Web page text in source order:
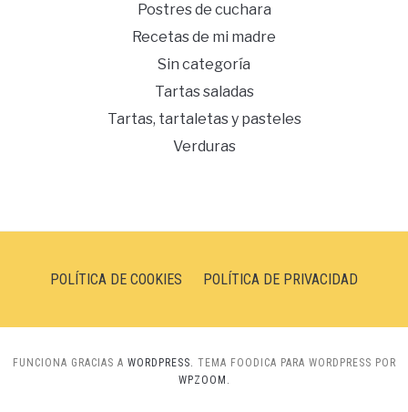
Postres de cuchara
Recetas de mi madre
Sin categoría
Tartas saladas
Tartas, tartaletas y pasteles
Verduras
POLÍTICA DE COOKIES POLÍTICA DE PRIVACIDAD
FUNCIONA GRACIAS A WORDPRESS. TEMA FOODICA PARA WORDPRESS POR
WPZOOM.